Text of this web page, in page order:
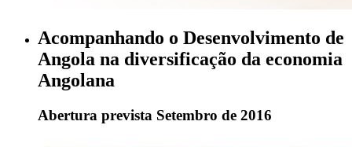
Acompanhando o Desenvolvimento de
Angola na diversificação da economia
Angolana
Abertura prevista Setembro de 2016